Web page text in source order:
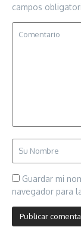
campos
Guardar mi
navegador para